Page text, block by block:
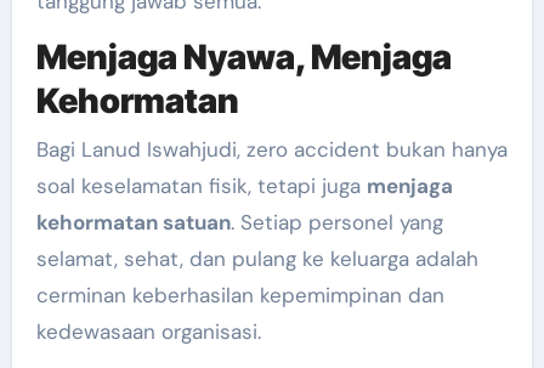
Menjaga Nyawa, Menjaga
Kehormatan
Bagi Lanud Iswahjudi, zero accident bukan hanya
soal keselamatan fisik, tetapi juga menjaga
kehormatan satuan. Setiap personel yang
selamat, sehat, dan pulang ke keluarga adalah
cerminan keberhasilan kepemimpinan dan
kedewasaan organisasi.